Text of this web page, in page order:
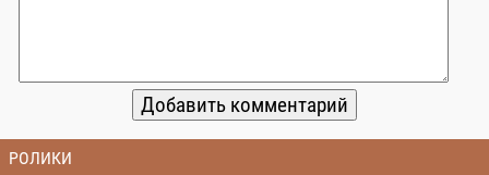
РОЛИКИ